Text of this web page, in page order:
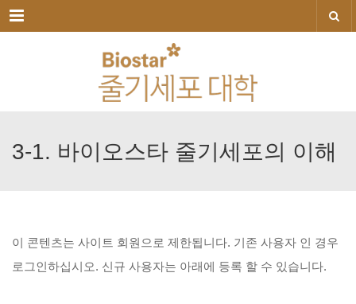
메뉴
3-1. 바이오스타 줄기세포의 이해
이 콘텐츠는 사이트 회원으로 제한됩니다. 기존 사용자 인 경우
로그인하십시오. 신규 사용자는 아래에 등록 할 수 있습니다.